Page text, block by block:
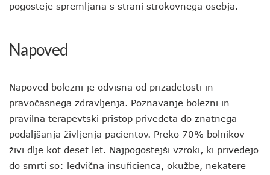
pogosteje spremljana s strani strokovnega osebja.
Napoved
Napoved bolezni je odvisna od prizadetosti in
pravočasnega zdravljenja. Poznavanje bolezni in
pravilna terapevtski pristop privedeta do znatnega
podaljšanja življenja pacientov. Preko 70% bolnikov
živi dlje kot deset let. Najpogostejši vzroki, ki privedejo
do smrti so: ledvična insuficienca, okužbe, nekatere